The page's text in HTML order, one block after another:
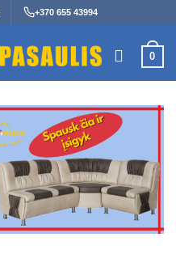
+370 655 43994
0